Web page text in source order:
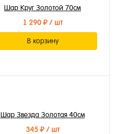
Шар Круг Золотой 70см
1 290 ₽/ шт
В корзину
Шар Звезда Золотая 40см
345 ₽/ шт